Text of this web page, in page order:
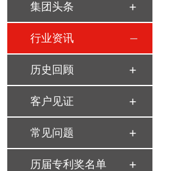
集团头条
行业资讯
历史回顾
客户见证
常见问题
历届专利奖名单